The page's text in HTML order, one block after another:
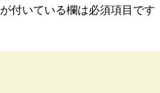
が付いている欄は必須項目です